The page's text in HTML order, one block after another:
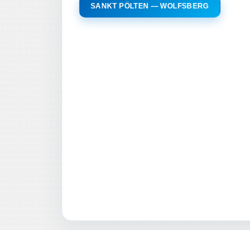
SANKT PÖLTEN — WOLFSBERG